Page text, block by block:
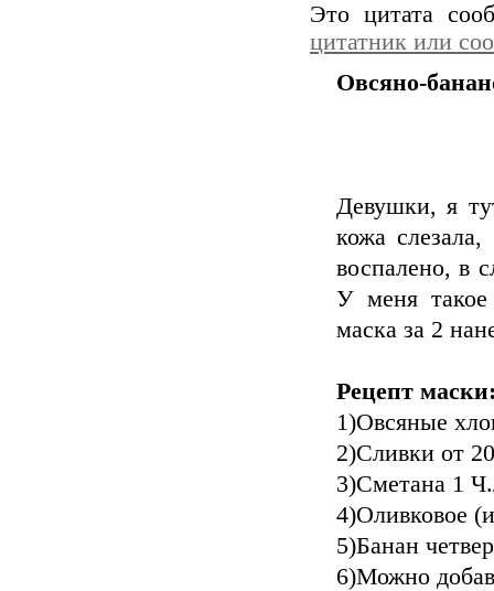
Это цитата
цитатник или
Овсяно-
Девушки, я
кожа
воспалено, в
У меня
маска за 2
Рецепт
1)Овсяные
2)Сливки от
3)Сметана 1
4)Оливковое
5)Банан
6)Можно